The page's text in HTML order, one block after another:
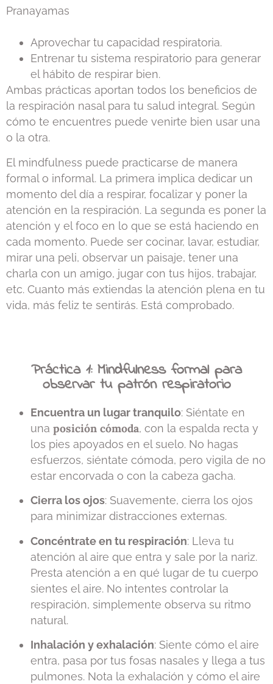
Pranayamas
Aprovechar tu capacidad respiratoria.
Entrenar tu sistema respiratorio para generar
el hábito de respirar bien.
Ambas prácticas aportan todos los beneficios de
la respiración nasal para tu salud integral. Según
cómo te encuentres puede venirte bien usar una
o la otra.
El mindfulness puede practicarse de manera
formal o informal. La primera implica dedicar un
momento del día a respirar, focalizar y poner la
atención en la respiración. La segunda es poner la
atención y el foco en lo que se está haciendo en
cada momento. Puede ser cocinar, lavar, estudiar,
mirar una peli, observar un paisaje, tener una
charla con un amigo, jugar con tus hijos, trabajar,
etc. Cuanto más extiendas la atención plena en tu
vida, más feliz te sentirás. Está comprobado.
Práctica 1: Mindfulness formal para
observar tu patrón respiratorio
Encuentra un lugar tranquilo: Siéntate en
una posición cómoda, con la espalda recta y
los pies apoyados en el suelo. No hagas
esfuerzos, siéntate cómoda, pero vigila de no
estar encorvada o con la cabeza gacha.
Cierra los ojos: Suavemente, cierra los ojos
para minimizar distracciones externas.
Concéntrate en tu respiración: Lleva tu
atención al aire que entra y sale por la nariz.
Presta atención a en qué lugar de tu cuerpo
sientes el aire. No intentes controlar la
respiración, simplemente observa su ritmo
natural.
Inhalación y exhalación: Siente cómo el aire
entra, pasa por tus fosas nasales y llega a tus
pulmones. Nota la exhalación y cómo el aire